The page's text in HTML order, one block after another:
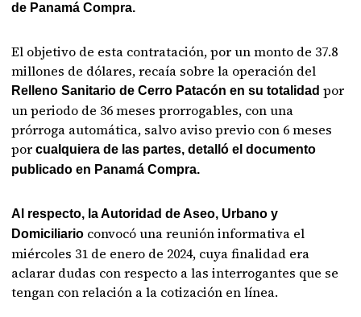
de Panamá Compra.
El objetivo de esta contratación, por un monto de 37.8
millones de dólares, recaía sobre la operación del
Relleno Sanitario de Cerro Patacón en su totalidad por
un periodo de 36 meses prorrogables, con una
prórroga automática, salvo aviso previo con 6 meses
porcualquiera de las partes, detalló el documento
publicado en Panamá Compra.
Al respecto, la Autoridad de Aseo, Urbano y
Domiciliario convocó una reunión informativa el
miércoles 31 de enero de 2024, cuya finalidad era
aclarar dudas con respecto a las interrogantes que se
tengan con relación a la cotización en línea.